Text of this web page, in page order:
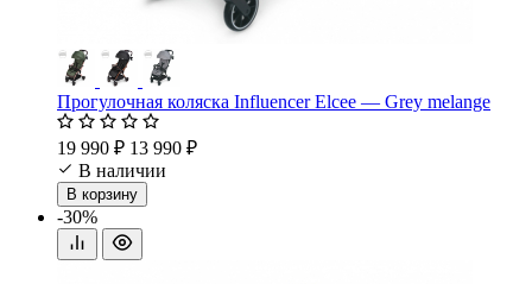
Прогулочная коляска Influencer Elcee — Grey melange
19 990 ₽ 13 990 ₽
В наличии
В корзину
-30%